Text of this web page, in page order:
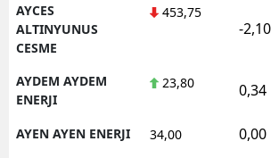
AYCES
ALTINYUNUS
CESME
453,75
-2,10
AYDEM AYDEM
ENERJI
23,80 0,34
AYEN AYEN ENERJI 34,00 0,00